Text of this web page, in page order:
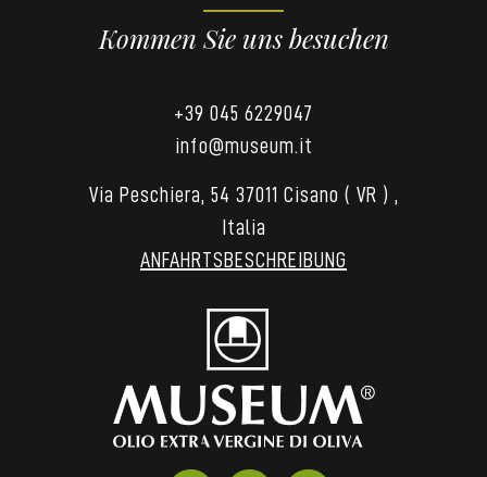
Kommen Sie uns besuchen
+39 045 6229047
info@museum.it
Via Peschiera, 54 37011 Cisano ( VR ) ,
Italia
ANFAHRTSBESCHREIBUNG